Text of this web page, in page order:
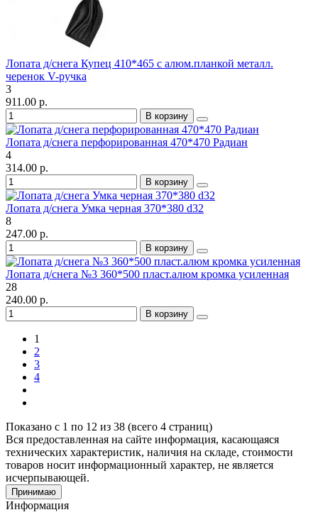
Лопата д/снега Купец 410*465 с алюм.планкой металл.
черенок V-ручка
3
911.00 р.
В корзину
Лопата д/снега перфорированная 470*470 Радиан
4
314.00 р.
В корзину
Лопата д/снега Умка черная 370*380 d32
8
247.00 р.
В корзину
Лопата д/снега №3 360*500 пласт.алюм кромка усиленная
28
240.00 р.
В корзину
1
2
3
4
Показано с 1 по 12 из 38 (всего 4 страниц)
Вся предоставленная на сайте информация, касающаяся
технических характеристик, наличия на складе, стоимости
товаров носит информационный характер, не является
исчерпывающей.
Принимаю
Информация